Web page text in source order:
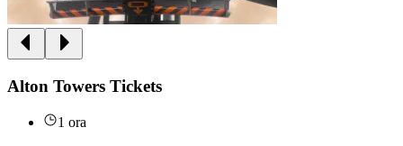
Alton Towers Tickets
1 ora